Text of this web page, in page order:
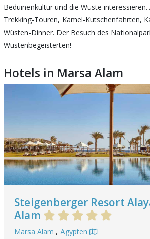
Beduinenkultur und die Wüste
Trekking-Touren, Kamel-Kutschenfahrten,
Wüsten-Dinner. Der Besuch des
Wüstenbegeisterten!
Hotels in Marsa Alam
Steigenberger Resort
Alam
Marsa Alam , Ägypten